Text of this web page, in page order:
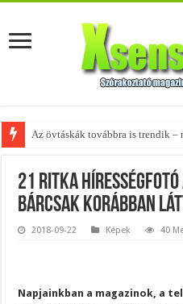
Az övtáskák továbbra is trendik
A tökéletes táskák férfiaknak –
21 ritka hírességfotó
bárcsak korábban
2018-09-22 Képek 40
Napjainkban a magazinok, a